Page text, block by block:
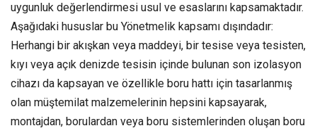
uygunluk değerlendirmesi usul ve esaslarını kapsamaktadır.
Aşağıdaki hususlar bu Yönetmelik kapsamı dışındadır:
Herhangi bir akışkan veya maddeyi, bir tesise veya tesisten,
kıyı veya açık denizde tesisin içinde bulunan son izolasyon
cihazı da kapsayan ve özellikle boru hattı için tasarlanmış
olan müştemilat malzemelerinin hepsini kapsayarak,
montajdan, borulardan veya boru sistemlerinden oluşan boru